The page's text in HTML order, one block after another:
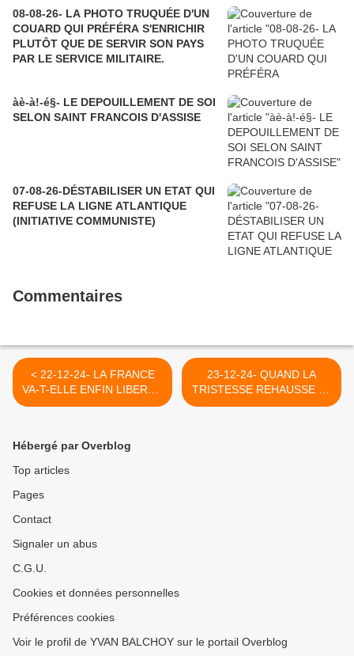
08-08-26- LA PHOTO TRUQUÉE D'UN
COUARD QUI PRÉFÉRA S'ENRICHIR
PLUTÔT QUE DE SERVIR SON PAYS
PAR LE SERVICE MILITAIRE.
àè-à!-é§- LE DEPOUILLEMENT DE SOI
SELON SAINT FRANCOIS D'ASSISE
07-08-26-DÉSTABILISER UN ETAT QUI
REFUSE LA LIGNE ATLANTIQUE
(INITIATIVE COMMUNISTE)
Commentaires
< 22-12-24- LA FRANCE
VA-T-ELLE ENFIN LIBERER
GEORGES IBRAHIM
ARBITRAIREMENT DEPUIS
PLUS DE 25 ANS SOUS LA
PRESSION IMMONDE DES
USA ET DE SA COLONIE
(INVESTIG'ACTION DE
MICHEL COLLON)
23-12-24- QUAND LA
TRISTESSE REHAUSSE LA
BEAUTE (Yvan Balchoy) >
Hébergé par Overblog
Top articles
Pages
Contact
Signaler un abus
C.G.U.
Cookies et données personnelles
Préférences cookies
Voir le profil de YVAN BALCHOY sur le portail Overblog